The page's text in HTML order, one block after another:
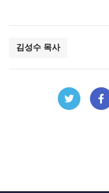
김성수 목사